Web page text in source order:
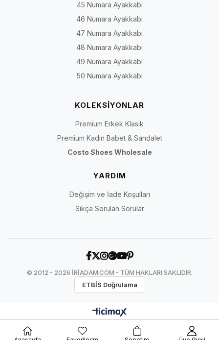
45 Numara Ayakkabı
46 Numara Ayakkabı
47 Numara Ayakkabı
48 Numara Ayakkabı
49 Numara Ayakkabı
50 Numara Ayakkabı
KOLEKSİYONLAR
Premium Erkek Klasik
Premium Kadın Babet & Sandalet
Costo Shoes Wholesale
YARDIM
Değişim ve İade Koşulları
Sıkça Sorulan Sorular
© 2012 - 2026 İRİADAM.COM - TÜM HAKLARI SAKLIDIR.
ETBİS Doğrulama